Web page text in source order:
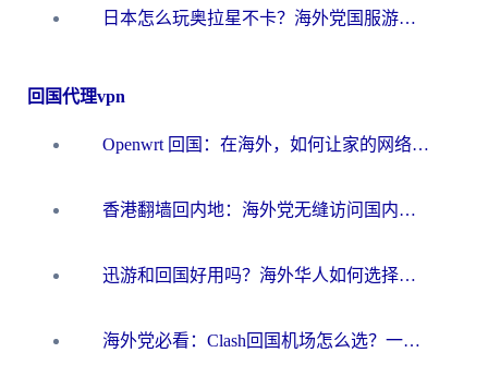
日本怎么玩奥拉星不卡？海外党国服游戏加速器选择全攻略
回国代理vpn
Openwrt 回国：在海外，如何让家的网络触手可及
香港翻墙回内地：海外党无缝访问国内资源的加速器选择全攻略
迅游和回国好用吗？海外华人如何选择靠谱的回国加速器
海外党必看：Clash回国机场怎么选？一篇搞定无缝访问国内资源的全攻略